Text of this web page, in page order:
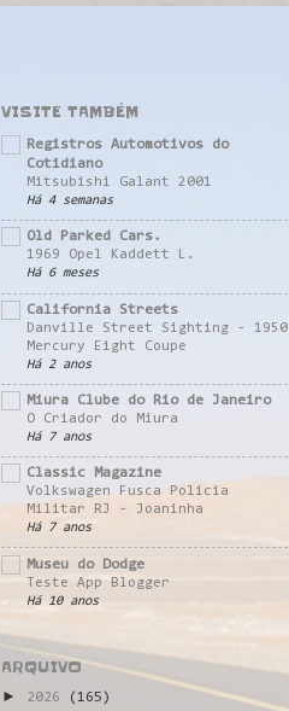
VISITE TAMBÉM
Registros Automotivos do
Cotidiano
Mitsubishi Galant 2001
Há 4 semanas
Old Parked Cars.
1969 Opel Kaddett L.
Há 6 meses
California Streets
Danville Street Sighting - 1950
Mercury Eight Coupe
Há 2 anos
Miura Clube do Rio de Janeiro
O Criador do Miura
Há 7 anos
Classic Magazine
Volkswagen Fusca Policia
Militar RJ - Joaninha
Há 7 anos
Museu do Dodge
Teste App Blogger
Há 10 anos
ARQUIVO
► 2026 (165)